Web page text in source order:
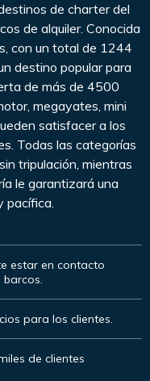
de charter del
de alquiler. Conocida
con un total de 1244
destino popular para
de más de 4500
megayates, mini
satisfacer a los
Todas las categorías
tripulación, mientras
le garantizará una
pacífica.
estar en contacto
para los clientes.
de clientes